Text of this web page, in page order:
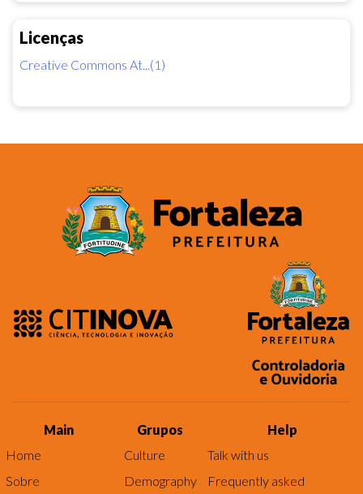
Licenças
Creative Commons At...(1)
Main
Home
Sobre
Grupos
Culture
Demography
Help
Talk with us
Frequently asked